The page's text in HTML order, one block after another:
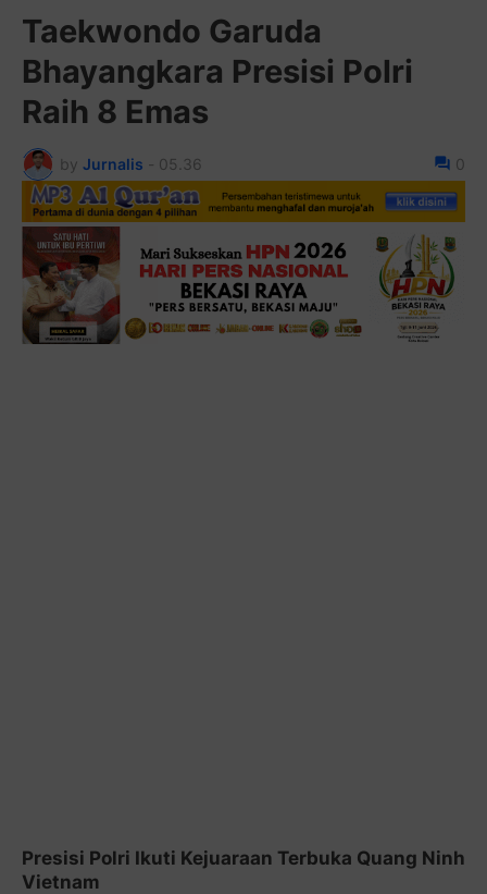
Taekwondo Garuda
Bhayangkara Presisi Polri
Raih 8 Emas
by Jurnalis - 05.36 0
Presisi Polri Ikuti Kejuaraan Terbuka Quang Ninh
Vietnam